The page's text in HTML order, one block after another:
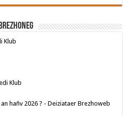
Klub
Klub
hañv 2026 ? - Deiziataer Brezhoweb